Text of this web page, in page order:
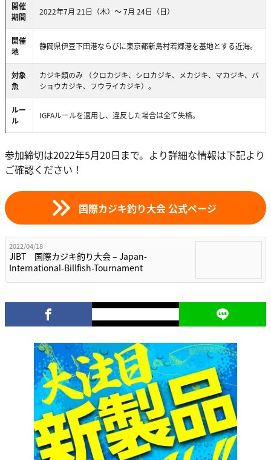
開催
期間
2022年7月 21日（木）～ 7月 24日（日）
開催
地
静岡県伊豆下田港ならびに東京都新島村若郷港を基地とする近海。
対象
魚
カジキ類のみ （クロカジキ、シロカジキ、メカジキ、マカジキ、バ
ショウカジキ、フウライカジキ）。
ルー
ル
IGFAルールを適用し、違反した場合は全て失格。
参加締切は2022年5月20日まで。より詳細な情報は下記より
ご確認ください！
国際カジキ釣り大会 公式ページ
2022/04/18
JIBT 国際カジキ釣り大会 – Japan-
International-Billfish-Tournament